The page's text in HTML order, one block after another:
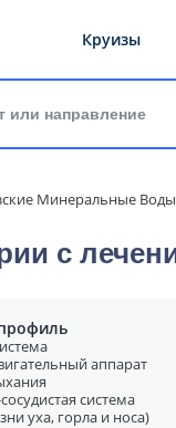
Круизы
или направление
Минеральные Воды
с
аппарат
система
уха, горла и носа)